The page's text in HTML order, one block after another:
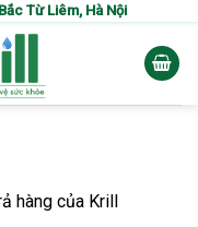
Từ Liêm, Hà Nội
hàng của Krill